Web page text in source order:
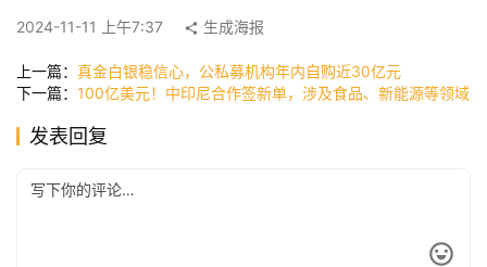
司
尚
2024-11-11 上午7:37 生成海报
上一篇： 真金白银稳信心，公私募机构年内自购近30亿元
下一篇： 100亿美元！中印尼合作签新单，涉及食品、新能源等领域
发表回复